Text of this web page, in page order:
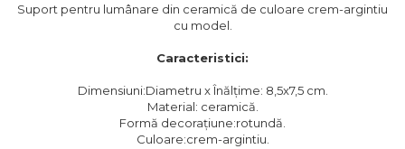
Suport pentru lumânare din ceramică de culoare crem-argintiu
cu model.
Caracteristici:
Dimensiuni:Diametru x Înălțime: 8,5x7,5 cm.
Material: ceramică.
Formă decorațiune:rotundă.
Culoare:crem-argintiu.